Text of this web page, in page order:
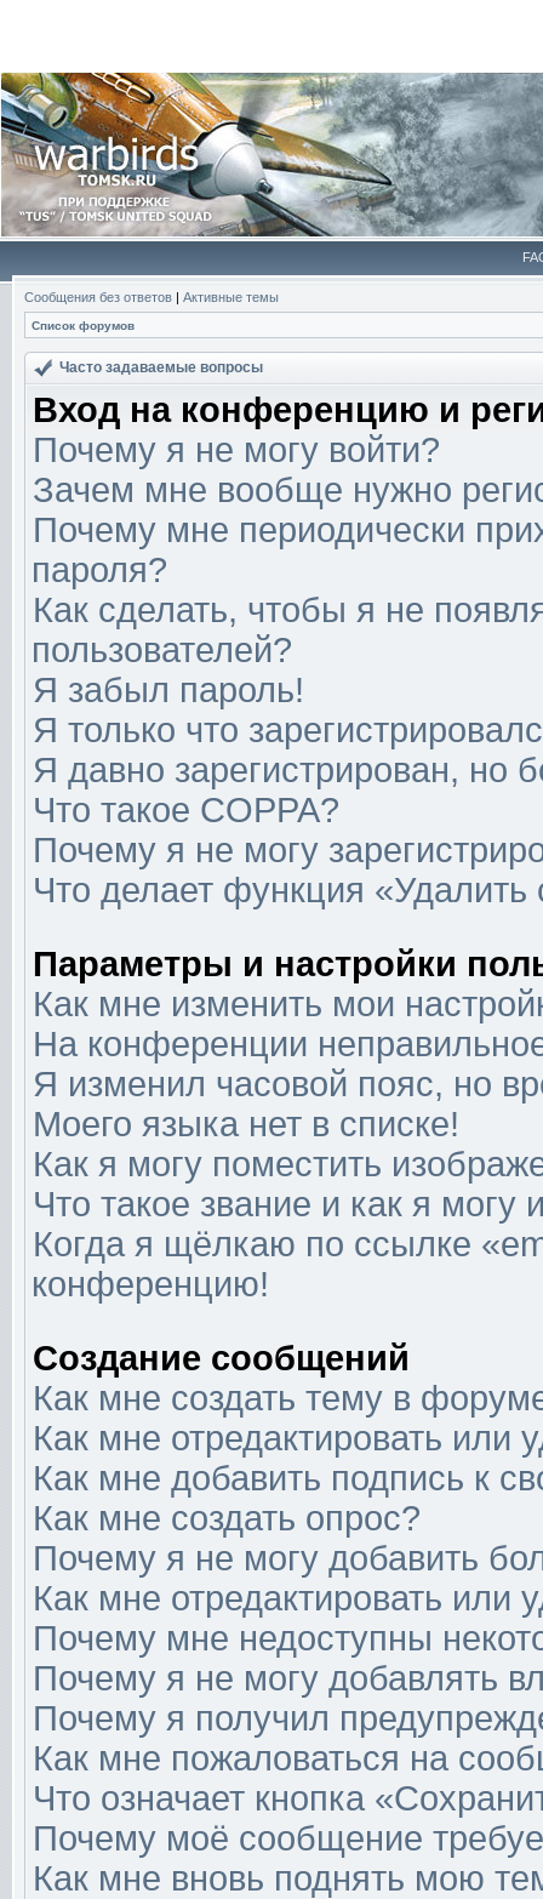
Сообщения без ответов | Активные темы
Список форумов
Часто задаваемые вопросы
Вход на конференцию и
Почему я не могу войти?
Зачем мне вообще нужно
Почему мне периодически
пароля?
Как сделать, чтобы я не
пользователей?
Я забыл пароль!
Я только что
Я давно зарегистрирован, но
Что такое COPPA?
Почему я не могу
Что делает функция
Параметры и настройки
Как мне изменить мои
На конференции
Я изменил часовой пояс, но
Моего языка нет в списке!
Как я могу поместить
Что такое звание и как я могу
Когда я щёлкаю по ссылке
конференцию!
Создание сообщений
Как мне создать тему в
Как мне отредактировать или
Как мне добавить подпись к
Как мне создать опрос?
Почему я не могу добавить
Как мне отредактировать или
Почему мне недоступны
Почему я не могу добавлять
Почему я получил
Как мне пожаловаться на
Что означает кнопка
Почему моё сообщение
Как мне вновь поднять мою